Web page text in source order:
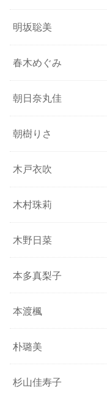
明坂聡美
春木めぐみ
朝日奈丸佳
朝樹りさ
木戸衣吹
木村珠莉
木野日菜
本多真梨子
本渡楓
朴璐美
杉山佳寿子